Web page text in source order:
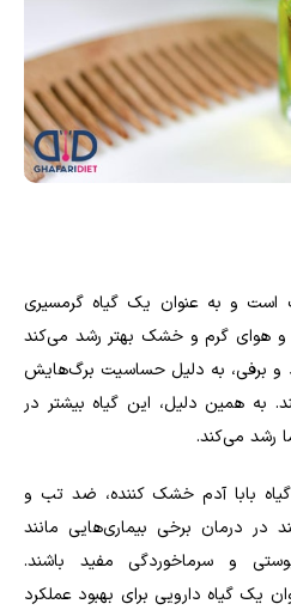
است و به عنوان یک گیاه گرمسیری
و هوای گرم و خشک بهتر رشد می‌کند
و برفی، به دلیل حساسیت برگ‌هایش
به همین دلیل، این گیاه بیشتر در
رشد می‌کند.
بابا آدم خشک کننده، ضد تب و
در درمان برخی بیماری‌هایی مانند
و سرماخوردگی مفید باشند.
یک گیاه دارویی برای بهبود عملکرد